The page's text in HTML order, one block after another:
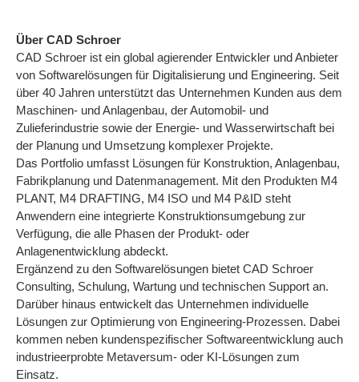
Über CAD Schroer
CAD Schroer ist ein global agierender Entwickler und Anbieter
von Softwarelösungen für Digitalisierung und Engineering. Seit
über 40 Jahren unterstützt das Unternehmen Kunden aus dem
Maschinen- und Anlagenbau, der Automobil- und
Zulieferindustrie sowie der Energie- und Wasserwirtschaft bei
der Planung und Umsetzung komplexer Projekte.
Das Portfolio umfasst Lösungen für Konstruktion, Anlagenbau,
Fabrikplanung und Datenmanagement. Mit den Produkten M4
PLANT, M4 DRAFTING, M4 ISO und M4 P&ID steht
Anwendern eine integrierte Konstruktionsumgebung zur
Verfügung, die alle Phasen der Produkt- oder
Anlagenentwicklung abdeckt.
Ergänzend zu den Softwarelösungen bietet CAD Schroer
Consulting, Schulung, Wartung und technischen Support an.
Darüber hinaus entwickelt das Unternehmen individuelle
Lösungen zur Optimierung von Engineering-Prozessen. Dabei
kommen neben kundenspezifischer Softwareentwicklung auch
industrieerprobte Metaversum- oder KI-Lösungen zum
Einsatz.